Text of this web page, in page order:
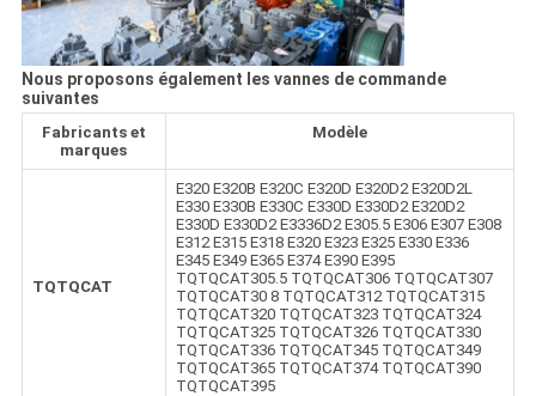
Nous proposons également les vannes de commande
suivantes
Fabricants et
marques
Modèle
TQTQCAT
E320 E320B E320C E320D E320D2 E320D2L
E330 E330B E330C E330D E330D2 E320D2
E330D E330D2 E3336D2 E305.5 E306 E307 E308
E312 E315 E318 E320 E323 E325 E330 E336
E345 E349 E365 E374 E390 E395
TQTQCAT305.5 TQTQCAT306 TQTQCAT307
TQTQCAT30 8 TQTQCAT312 TQTQCAT315
TQTQCAT320 TQTQCAT323 TQTQCAT324
TQTQCAT325 TQTQCAT326 TQTQCAT330
TQTQCAT336 TQTQCAT345 TQTQCAT349
TQTQCAT365 TQTQCAT374 TQTQCAT390
TQTQCAT395